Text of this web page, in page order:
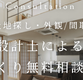
Consultation
探し・外観/間
計士によ
り無料相